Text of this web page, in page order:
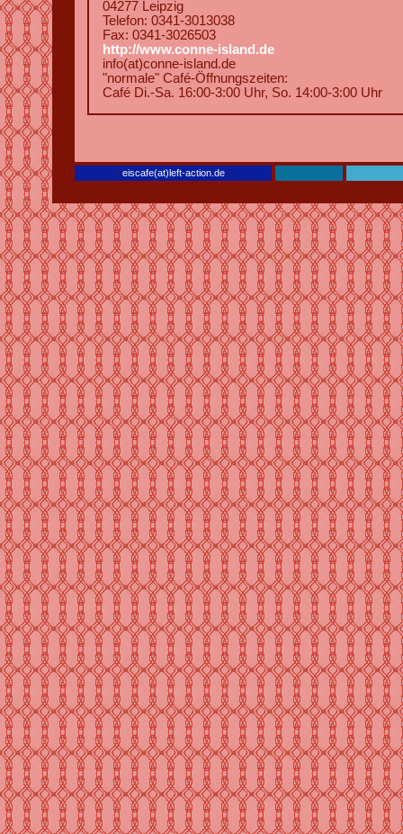
04277 Leipzig
Telefon: 0341-3013038
Fax: 0341-3026503
http://www.conne-island.de
info(at)conne-island.de
"normale" Café-Öffnungszeiten:
Café Di.-Sa. 16:00-3:00 Uhr, So. 14:00-3:00 Uhr
:: eiscafe(at)left-action.de::